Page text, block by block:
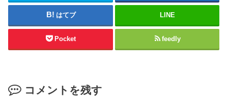
はてブ LINE
Pocket feedly
コメントを残す